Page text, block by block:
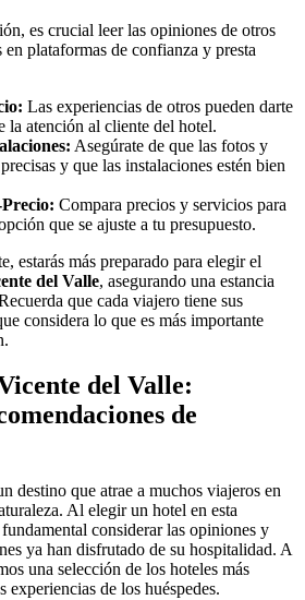
es crucial leer las opiniones de otros
en plataformas de confianza y presta
Las experiencias de otros pueden darte
la atención al cliente del hotel.
Asegúrate de que las fotos y
y que las instalaciones estén bien
Compara precios y servicios para
que se ajuste a tu presupuesto.
estarás más preparado para elegir el
del Valle, asegurando una estancia
que cada viajero tiene sus
considera lo que es más importante
del Valle:
de
destino que atrae a muchos viajeros en
Al elegir un hotel en esta
considerar las opiniones y
ya han disfrutado de su hospitalidad. A
una selección de los hoteles más
experiencias de los huéspedes.